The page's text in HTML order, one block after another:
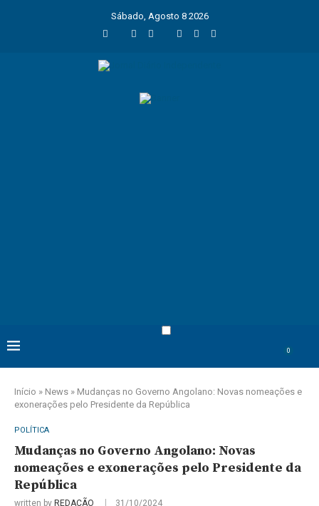
Sábado, Agosto 8 2026
0
Início » News » Mudanças no Governo Angolano: Novas nomeações e
exonerações pelo Presidente da República
POLÍTICA
Mudanças no Governo Angolano: Novas
nomeações e exonerações pelo Presidente da
República
written by REDAÇÃO 31/10/2024